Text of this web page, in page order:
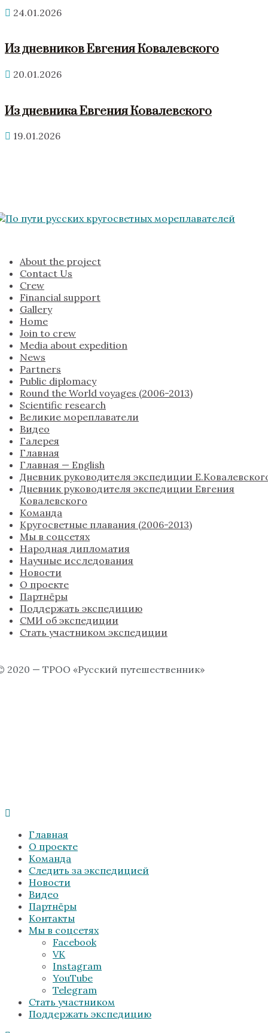
24.01.2026
Из дневников Евгения Ковалевского
20.01.2026
Из дневника Евгения Ковалевского
19.01.2026
About the project
Contact Us
Crew
Financial support
Gallery
Home
Join to crew
Media about expedition
News
Partners
Public diplomacy
Round the World voyages (2006-2013)
Scientific research
Великие мореплаватели
Видео
Галерея
Главная
Главная — English
Дневник руководителя экспедиции
Дневник руководителя экспедиции Евгения
Ковалевского
Команда
Кругосветные плавания (2006-2013)
Мы в соцсетях
Народная дипломатия
Научные исследования
Новости
О проекте
Партнёры
Поддержать экспедицию
СМИ об экспедиции
Стать участником экспедиции
2020 — ТРОО «Русский путешественник»
Главная
О проекте
Команда
Следить за экспедицией
Новости
Видео
Партнёры
Контакты
Мы в соцсетях
Facebook
VK
Instagram
YouTube
Telegram
Стать участником
Поддержать экспедицию